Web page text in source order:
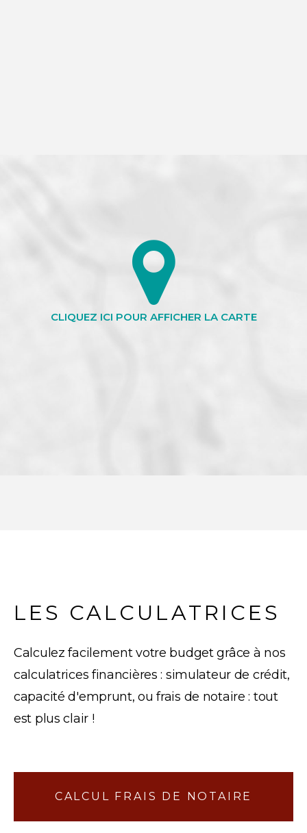
LES CALCULATRICES
Calculez facilement votre budget grâce à nos
calculatrices financières : simulateur de crédit,
capacité d'emprunt, ou frais de notaire : tout
est plus clair !
CALCUL FRAIS DE NOTAIRE